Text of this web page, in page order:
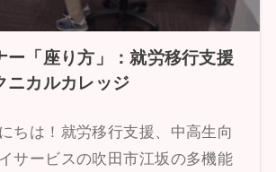
ー「座り方」：就労移行支援
ニカルカレッジ
ちは！就労移行支援、中高生向
サービスの吹田市江坂の多機能